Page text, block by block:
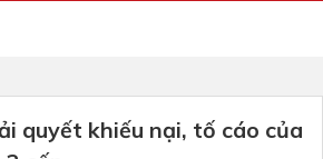
quyết khiếu nại, tố cáo của